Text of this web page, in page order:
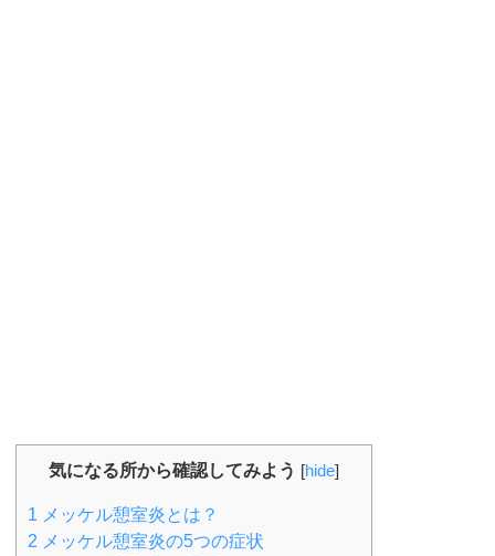
気になる所から確認してみよう [hide]
1 メッケル憩室炎とは？
2 メッケル憩室炎の5つの症状